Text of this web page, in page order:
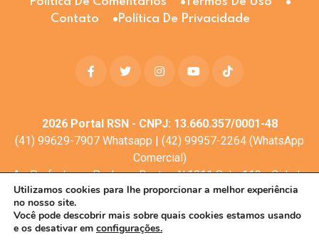
Contato
Política De Privacidade
2026Portal RSN - CNPJ: 13.660.357/0001-48
(41) 99629-7907 Whatsapp | (42) 99957-2264 (WhatsApp
Comercial)
Av. Profa. Laura Pacheco Bastos N:1011 Sala: 112 - Cidade
dos Lagos, Guarapuava - PR, 85053-525
© Todos os direitos reservados
Utilizamos cookies para lhe proporcionar a melhor experiência
no nosso site.
Você pode descobrir mais sobre quais cookies estamos usando
e os desativar em configurações.